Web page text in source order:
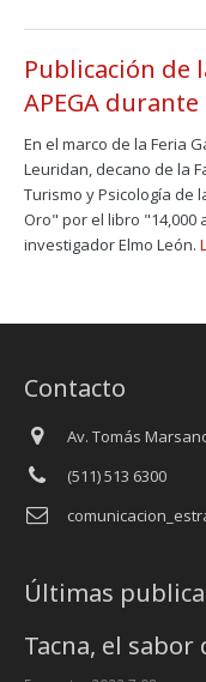
Publicación de
APEGA
En el marco de la Feria
Leuridan, decano de la
Turismo y Psicología de
Oro" por el libro "14,000
investigador Elmo León.
Contacto
Av. Tomás
(511) 513 6300
Últimas
Tacna, el